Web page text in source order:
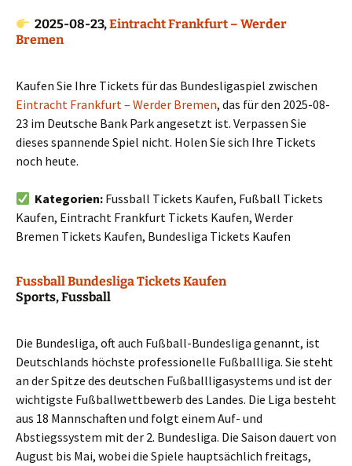
2025-08-23,Eintracht Frankfurt – Werder
Bremen
Kaufen Sie Ihre Tickets für das Bundesligaspiel zwischen
Eintracht Frankfurt – Werder Bremen, das für den 2025-08-
23 im Deutsche Bank Park angesetzt ist. Verpassen Sie
dieses spannende Spiel nicht. Holen Sie sich Ihre Tickets
noch heute.
Kategorien: Fussball Tickets Kaufen, Fußball Tickets
Kaufen, Eintracht Frankfurt Tickets Kaufen, Werder
Bremen Tickets Kaufen, Bundesliga Tickets Kaufen
Fussball Bundesliga Tickets Kaufen
Sports, Fussball
Die Bundesliga, oft auch Fußball-Bundesliga genannt, ist
Deutschlands höchste professionelle Fußballliga. Sie steht
an der Spitze des deutschen Fußballligasystems und ist der
wichtigste Fußballwettbewerb des Landes. Die Liga besteht
aus 18 Mannschaften und folgt einem Auf- und
Abstiegssystem mit der 2. Bundesliga. Die Saison dauert von
August bis Mai, wobei die Spiele hauptsächlich freitags,